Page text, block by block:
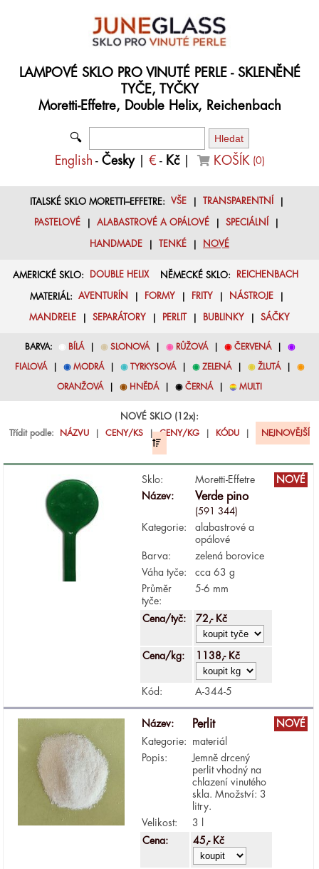
LAMPOVÉ SKLO PRO VINUTÉ PERLE - SKLENĚNÉ
TYČE, TYČKY
Moretti-Effetre, Double Helix, Reichenbach
🔍
English - Česky| € - Kč| KOŠÍK (0)
ITALSKÉ SKLO MORETTI–EFFETRE: VŠE| TRANSPARENTNÍ
PASTELOVÉ ALABASTROVÉ A OPÁLOVÉ SPECIÁLNÍ
HANDMADE TENKÉ NOVÉ
AMERICKÉ SKLO: DOUBLE HELIXNĚMECKÉ SKLO: REICHENBACH
MATERIÁL: AVENTURÍN FORMY FRITY NÁSTROJE|
MANDRELE SEPARÁTORY PERLIT BUBLINKY SÁČKY
BARVA: ◉ BÍLÁ| ◉ SLONOVÁ| ◉ RŮŽOVÁ| ◉ ČERVENÁ| ◉
FIALOVÁ| ◉ MODRÁ| ◉ TYRKYSOVÁ| ◉ ZELENÁ| ◉ ŽLUTÁ| ◉
ORANŽOVÁ| ◉ HNĚDÁ| ◉ ČERNÁ| ◉ MULTI
NOVÉ SKLO (12x):
Třídit podle:
NÁZVU CENY/KS |CENY/KG KÓDU NEJNOVĚJŠÍ
NOVÉ
Sklo:
Moretti-Effetre
Název:
Verde pino
(591 344)
Kategorie:
alabastrové a
opálové
Barva:
zelená borovice
Váha tyče:
cca 63 g
Průměr
tyče:
5-6 mm
Cena/tyč: 72,- Kč
Cena/kg: 1138,- Kč
Kód: A-344-5
NOVÉ
Název: Perlit
Kategorie:
materiál
Popis:
Jemně drcený
perlit vhodný na
chlazení vinutého
skla. Množství: 3
litry.
Velikost:
3 l
Cena:
45,- Kč